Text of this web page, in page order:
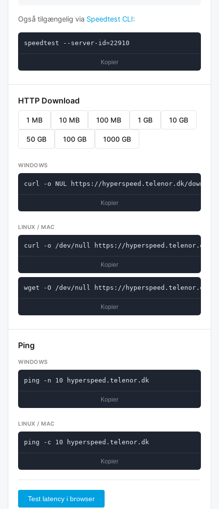
Også tilgængelig via Speedtest CLI:
speedtest --server-id=22910
Kopier
HTTP Download
1 MB 10 MB 100 MB 1 GB 10 GB
50 GB 100 GB 1000 GB
WINDOWS
curl -o NUL https://hyperspeed.telenor.dk/
Kopier
LINUX / MAC
curl -o /dev/null https://hyperspeed.telenor.dk/
Kopier
wget -O /dev/null https://hyperspeed.telenor.dk/
Kopier
Ping
WINDOWS
ping -n 10 hyperspeed.telenor.dk
Kopier
LINUX / MAC
ping -c 10 hyperspeed.telenor.dk
Kopier
Test latency i browser